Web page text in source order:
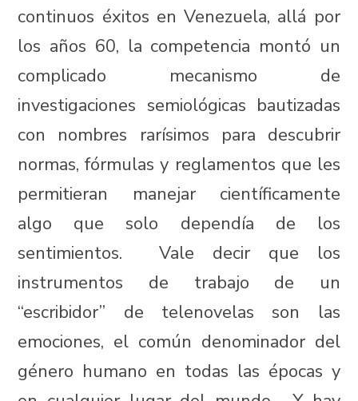
continuos éxitos en Venezuela, allá por
los años 60, la competencia montó un
complicado mecanismo de
investigaciones semiológicas bautizadas
con nombres rarísimos para descubrir
normas, fórmulas y reglamentos que les
permitieran manejar científicamente
algo que solo dependía de los
sentimientos. Vale decir que los
instrumentos de trabajo de un
“escribidor” de telenovelas son las
emociones, el común denominador del
género humano en todas las épocas y